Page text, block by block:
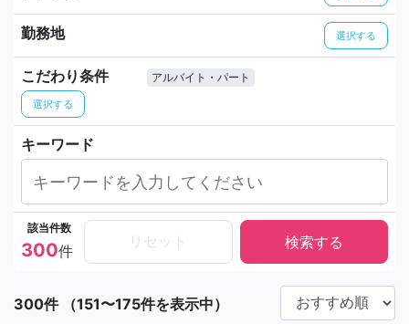
勤務地 選択する
こだわり条件
選択する
アルバイト・パート
キーワード
該当件数
300件
リセット
300件 （151〜175件を表示中）